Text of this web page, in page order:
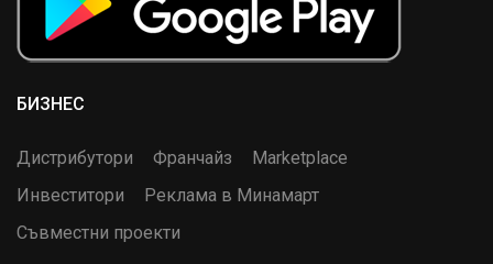
БИЗНЕС
Дистрибутори Франчайз
Marketplace
Инвеститори
Реклама в Минамарт
Съвместни проекти